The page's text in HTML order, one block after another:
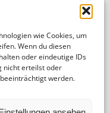
wie Cookies, um
Wenn du diesen
oder eindeutige IDs
nicht erteilst oder
werden.
|